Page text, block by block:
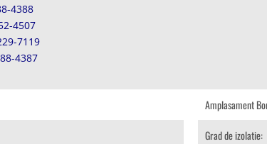
4388
4507
7119
4387
Amplasament
Grad de izolatie: